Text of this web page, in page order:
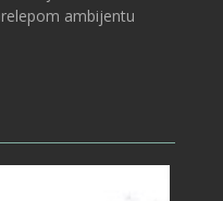
ambijentu